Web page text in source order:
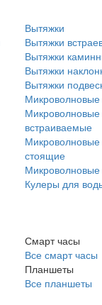
Вытяжки
Вытяжки
Вытяжки
Вытяжки
Вытяжки
Микроволновые
Микроволновые
встраиваемые
Микроволновые
стоящие
Микроволновые
Кулеры для
Смарт часы
Все смарт часы
Планшеты
Все планшеты